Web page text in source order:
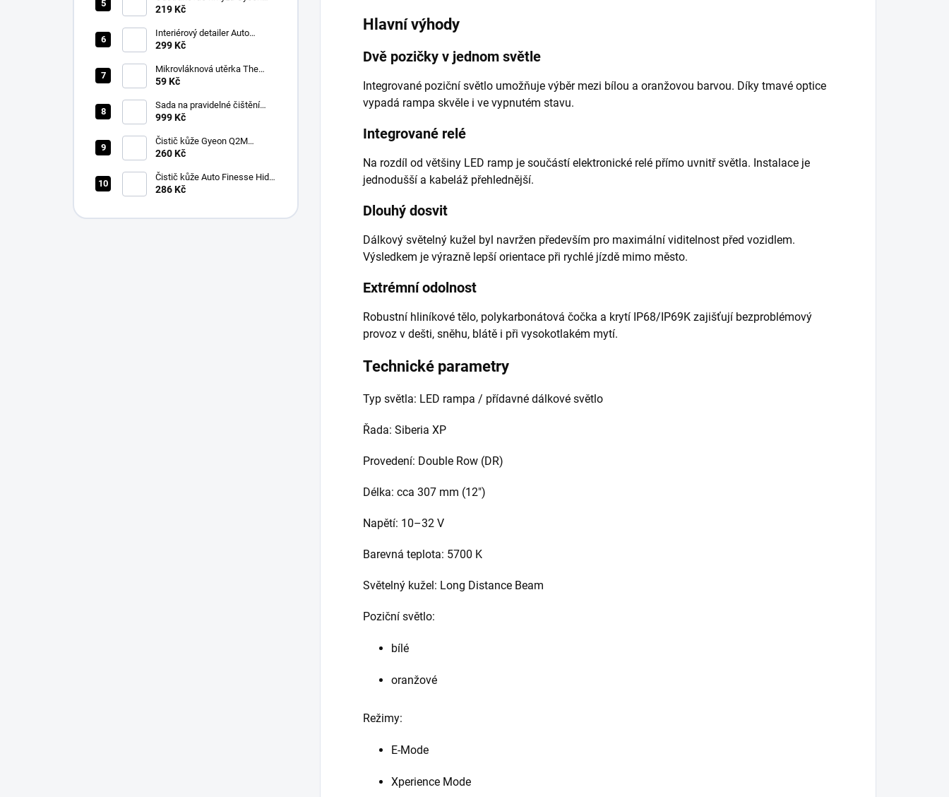
Q2M Bug&Grime (500 ml)
219 Kč
Interiérový detailer Auto
Finesse Spritz Interior Detail
299 Kč
Mikrovláknová utěrka The
Collection Allround & Coating
59 Kč
Sada na pravidelné čištění
kůže v automobilu od Auto
999 Kč
Čistič kůže Gyeon Q2M
LeatherCleaner NATURAL
260 Kč
Čistič kůže Auto Finesse Hide
Leather Cleanser (500 ml)
286 Kč
Hlavní výhody
Dvě pozičky v jednom světle
Integrované poziční světlo umožňuje výběr mezi bílou a oranžovou barvou. Díky tmavé optice
vypadá rampa skvěle i ve vypnutém stavu.
Integrované relé
Na rozdíl od většiny LED ramp je součástí elektronické relé přímo uvnitř světla. Instalace je
jednodušší a kabeláž přehlednější.
Dlouhý dosvit
Dálkový světelný kužel byl navržen především pro maximální viditelnost před vozidlem.
Výsledkem je výrazně lepší orientace při rychlé jízdě mimo město.
Extrémní odolnost
Robustní hliníkové tělo, polykarbonátová čočka a krytí IP68/IP69K zajišťují bezproblémový
provoz v dešti, sněhu, blátě i při vysokotlakém mytí.
Technické parametry
Typ světla: LED rampa / přídavné dálkové světlo
Řada: Siberia XP
Provedení: Double Row (DR)
Délka: cca 307 mm (12")
Napětí: 10–32 V
Barevná teplota: 5700 K
Světelný kužel: Long Distance Beam
Poziční světlo:
bílé
oranžové
Režimy:
E-Mode
Xperience Mode